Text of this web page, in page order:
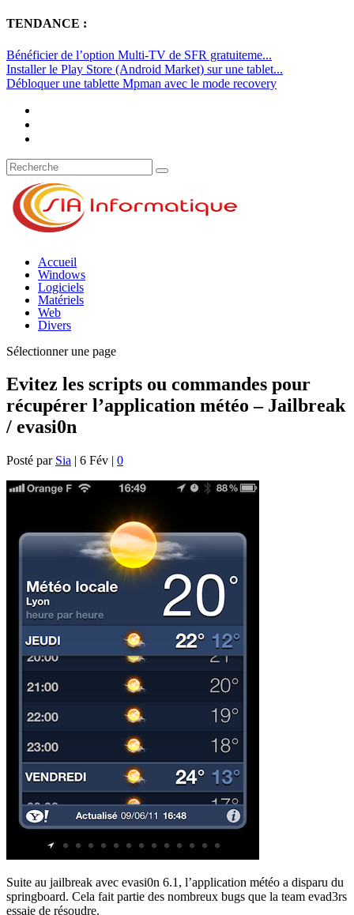
TENDANCE :
Bénéficier de l’option Multi-TV de SFR gratuiteme...
Installer le Play Store (Android Market) sur une tablet...
Débloquer une tablette Mpman avec le mode recovery
Accueil
Windows
Logiciels
Matériels
Web
Divers
Sélectionner une page
Evitez les scripts ou commandes pour
récupérer l’application météo – Jailbreak
/ evasi0n
Posté par Sia | 6 Fév | 0
Suite au jailbreak avec evasi0n 6.1, l’application météo a disparu du
springboard. Cela fait partie des nombreux bugs que la team evad3rs
essaie de résoudre.